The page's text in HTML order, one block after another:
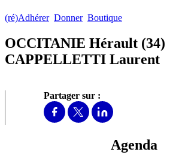
(ré)Adhérer Donner Boutique
OCCITANIE Hérault (34)
CAPPELLETTI Laurent
Partager sur :
Agenda